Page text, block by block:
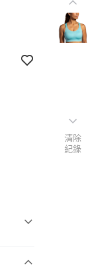
清除
紀錄